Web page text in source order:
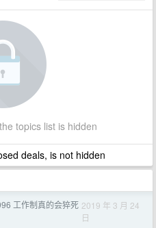
topics list is hidden
deals, is not hidden
工作制真的会猝死 2019 年 3 月 24
日